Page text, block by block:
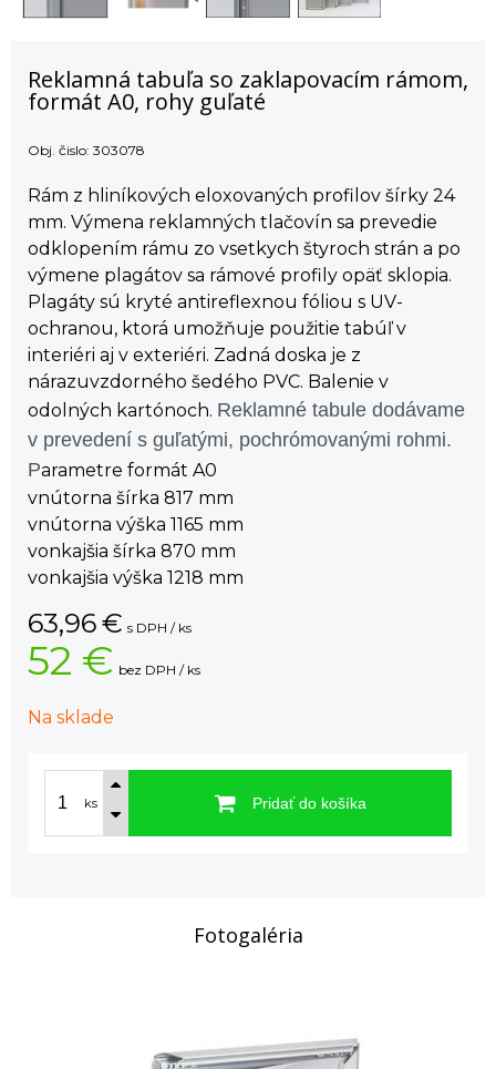
Reklamná tabuľa so zaklapovacím rámom,
formát A0, rohy guľaté
Obj. čislo: 303078
Rám z hliníkových eloxovaných profilov šírky 24
mm. Výmena reklamných tlačovín sa prevedie
odklopením rámu zo vsetkych štyroch strán a po
výmene plagátov sa rámové profily opäť sklopia.
Plagáty sú kryté antireflexnou fóliou s UV-
ochranou, ktorá umožňuje použitie tabúľ v
interiéri aj v exteriéri. Zadná doska je z
nárazuvzdorného šedého PVC. Balenie v
odolných kartónoch. Reklamné tabule dodávame
v prevedení s guľatými, pochrómovanými rohmi.
Parametre formát A0
vnútorna šírka 817 mm
vnútorna výška 1165 mm
vonkajšia šírka 870 mm
vonkajšia výška 1218 mm
63,96€ s DPH / ks
52 € bez DPH / ks
Na sklade
ks Pridať do košíka
Fotogaléria